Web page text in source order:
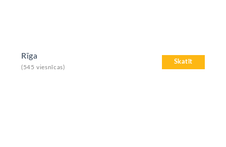
Skatīt
Rīga
(545 viesnīcas)